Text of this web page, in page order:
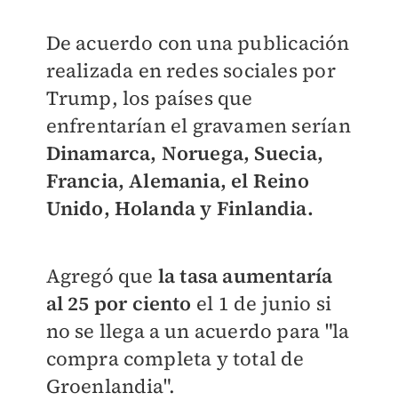
De acuerdo con una publicación
realizada en redes sociales por
Trump, los países que
enfrentarían el gravamen serían
Dinamarca, Noruega, Suecia,
Francia, Alemania, el Reino
Unido, Holanda y Finlandia.
Agregó que la tasa aumentaría
al 25 por ciento el 1 de junio si
no se llega a un acuerdo para "la
compra completa y total de
Groenlandia".